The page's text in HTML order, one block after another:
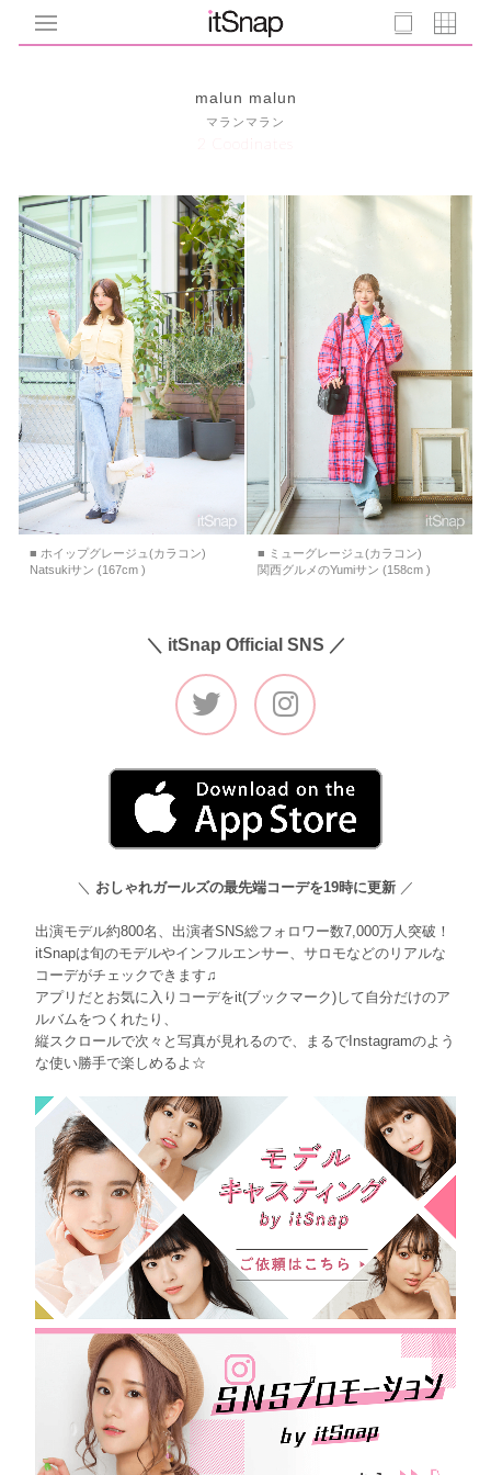
malun malun
マランマラン
2 Coodinates
■ ホイップグレージュ(カラコン)
Natsukiサン (167cm )
■ ミューグレージュ(カラコン)
関西グルメのYumiサン (158cm )
＼ itSnap Official SNS ／
＼ おしゃれガールズの最先端コーデを19時に更新 ／
出演モデル約800名、出演者SNS総フォロワー数7,000万人突破！
itSnapは旬のモデルやインフルエンサー、サロモなどのリアルな
コーデがチェックできます♫
アプリだとお気に入りコーデをit(ブックマーク)して自分だけのア
ルバムをつくれたり、
縦スクロールで次々と写真が見れるので、まるでInstagramのよう
な使い勝手で楽しめるよ☆